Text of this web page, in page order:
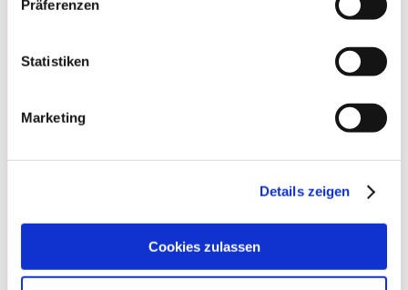
Präferenzen
Statistiken
Marketing
Details zeigen
Cookies zulassen